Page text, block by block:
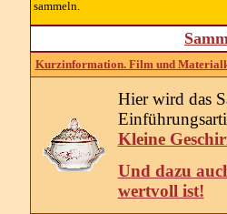
sammeln.
Kurzinformation. Film und
Hier wird das
Kleine
Und dazu
wertvoll ist!